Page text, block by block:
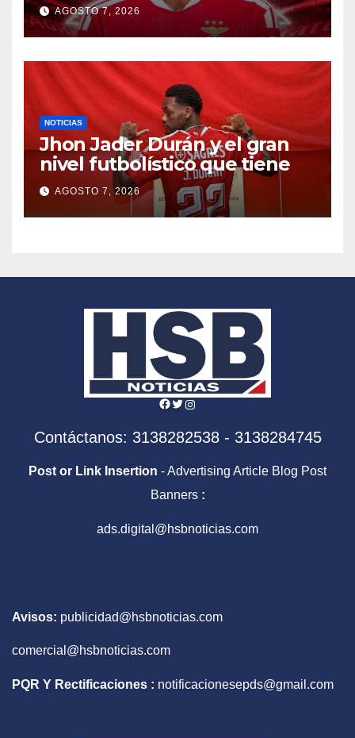
AGOSTO 7, 2026
NOTICIAS
Jhon Jader Durán y el gran
nivel futbolístico que tiene
AGOSTO 7, 2026
Facebook
Twitter
Instagram
Contáctanos: 3138282538 - 3138284745
Post or Link Insertion - Advertising Article Blog Post
Banners :
ads.digital@hsbnoticias.com
Avisos: publicidad@hsbnoticias.com
comercial@hsbnoticias.com
PQR Y Rectificaciones : notificacionesepds@gmail.com